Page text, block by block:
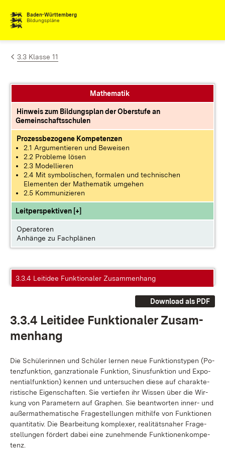
Zum Inhalt springen
Baden-Württemberg
Bildungspläne
3.3 Klasse 11
Mathematik
Hinweis zum Bildungsplan der Oberstufe an
Gemeinschaftsschulen
Prozessbezogene Kompetenzen
2.1 Argumentieren und Beweisen
2.2 Probleme lösen
2.3 Modellieren
2.4 Mit symbolischen, formalen und technischen
Elementen der Mathematik umgehen
2.5 Kommunizieren
Leitperspektiven [+]
Operatoren
Anhänge zu Fachplänen
3.3.4 Leitidee Funktionaler Zusammenhang
Download als PDF
3.3.4 Leit­idee Funk­tio­na­ler Zu­sam­
men­hang
Die Schü­le­rin­nen und Schü­ler ler­nen neue Funk­ti­ons­ty­pen (Po­
tenz­funk­ti­on, ganz­ra­tio­na­le Funk­ti­on, Si­nus­funk­ti­on und Ex­po­
nen­ti­al­funk­ti­on) ken­nen und un­ter­su­chen die­se auf cha­rak­te­
ris­ti­sche Ei­gen­schaf­ten. Sie ver­tie­fen ihr Wis­sen über die Wir­
kung von Pa­ra­me­tern auf Gra­phen. Sie be­ant­wor­ten in­ner- und
au­ßer­ma­the­ma­ti­sche Fra­ge­stel­lun­gen mit­hil­fe von Funk­tio­nen
quan­ti­ta­tiv. Die Be­ar­bei­tung kom­ple­xer, rea­li­täts­na­her Fra­ge­
stel­lun­gen för­dert da­bei ei­ne zu­neh­men­de Funk­tio­nen­kom­pe­
tenz.